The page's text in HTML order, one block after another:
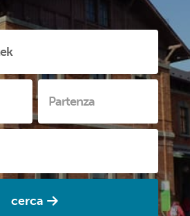
cerca